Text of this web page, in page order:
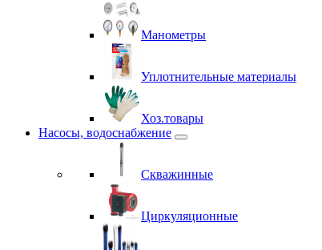
Манометры
Уплотнительные материалы
Хоз.товары
Насосы, водоснабжение
Скважинные
Циркуляционные